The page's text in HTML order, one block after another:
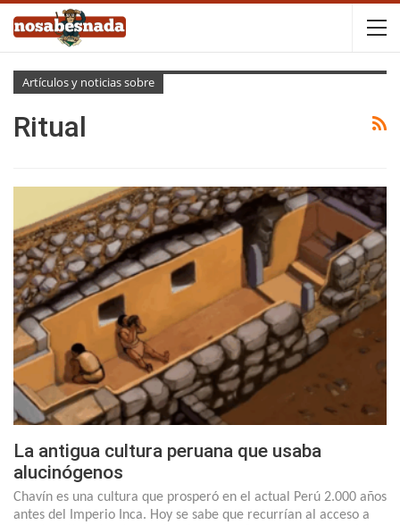
Artículos y noticias sobre
Ritual
La antigua cultura peruana que usaba
alucinógenos
Chavín es una cultura que prosperó en el actual Perú 2.000 años
antes del Imperio Inca. Hoy se sabe que recurrían al acceso a